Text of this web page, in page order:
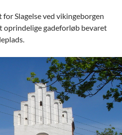
for Slagelse ved vikingeborgen
oprindelige gadeforløb bevaret